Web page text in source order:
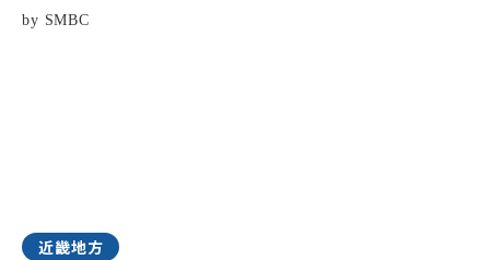
近畿地方